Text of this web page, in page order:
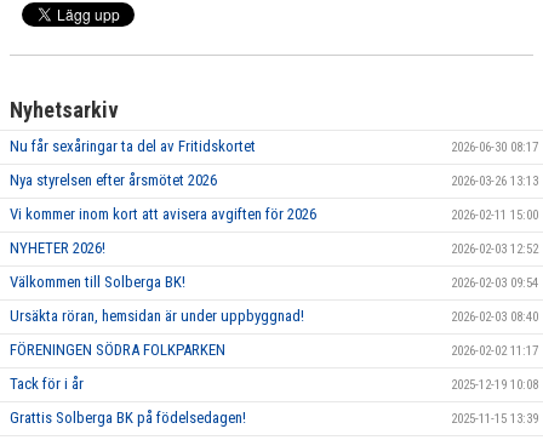
Nyhetsarkiv
Nu får sexåringar ta del av Fritidskortet 2026-06-30 08:17
Nya styrelsen efter årsmötet 2026 2026-03-26 13:13
Vi kommer inom kort att avisera avgiften för 2026 2026-02-11 15:00
NYHETER 2026! 2026-02-03 12:52
Välkommen till Solberga BK! 2026-02-03 09:54
Ursäkta röran, hemsidan är under uppbyggnad! 2026-02-03 08:40
FÖRENINGEN SÖDRA FOLKPARKEN 2026-02-02 11:17
Tack för i år 2025-12-19 10:08
Grattis Solberga BK på födelsedagen! 2025-11-15 13:39